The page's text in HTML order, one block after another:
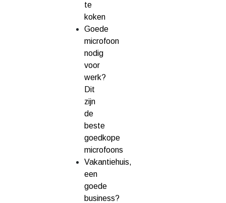
te
koken
Goede
microfoon
nodig
voor
werk?
Dit
zijn
de
beste
goedkope
microfoons
Vakantiehuis,
een
goede
business?